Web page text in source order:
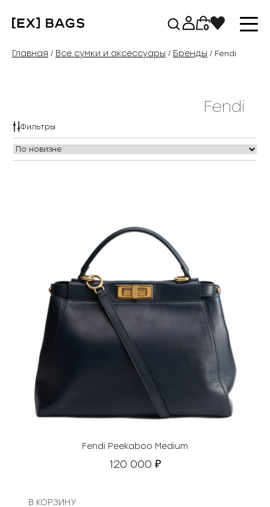
содержимому
0
Главная / Все сумки и аксессуары / Бренды / Fendi
Fendi
Фильтры
Fendi Peekaboo Medium
120 000 ₽
В КОРЗИНУ